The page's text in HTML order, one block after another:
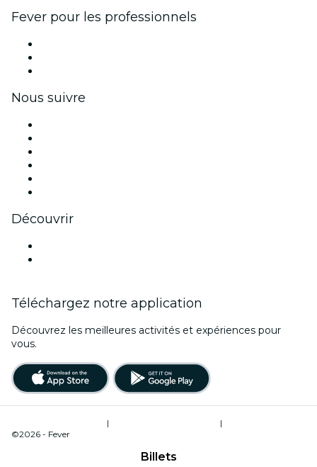
Billets
Fever pour les professionnels
Nous suivre
Découvrir
Téléchargez notre application
Découvrez les meilleures activités et expériences pour
vous.
| |
©2026 - Fever